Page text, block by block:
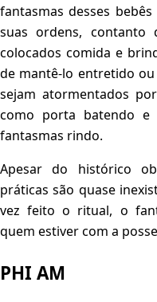
fantasmas desses
suas ordens, contanto
colocados comida e
de mantê-lo entretido
sejam atormentados
como porta batendo e
fantasmas rindo.
Apesar do histórico
práticas são quase
vez feito o ritual, o
quem estiver com a
PHI AM